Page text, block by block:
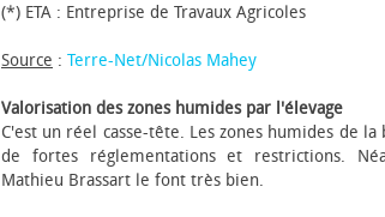
(*) ETA : Entreprise de Travaux Agricoles
Source : Terre-Net/Nicolas Mahey
Valorisation des zones humides par l'élevage
C'est un réel casse-tête. Les zones humides de
de fortes réglementations et restrictions.
Mathieu Brassart le font très bien.